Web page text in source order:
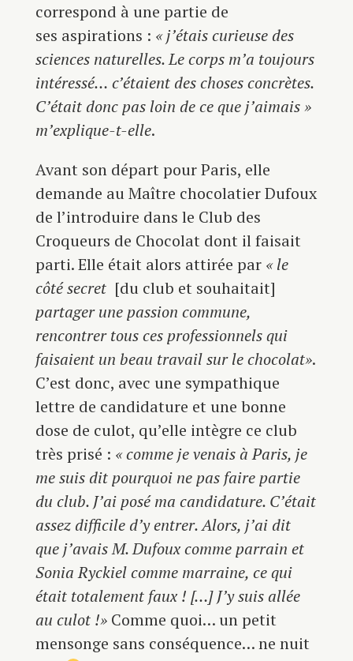
correspond à une partie de
ses aspirations : « j’étais curieuse des
sciences naturelles. Le corps m’a toujours
intéressé… c’étaient des choses concrètes.
C’était donc pas loin de ce que j’aimais »
m’explique-t-elle.
Avant son départ pour Paris, elle
demande au Maître chocolatier Dufoux
de l’introduire dans le Club des
Croqueurs de Chocolat dont il faisait
parti. Elle était alors attirée par « le
côté secret [du club et souhaitait]
partager une passion commune,
rencontrer tous ces professionnels qui
faisaient un beau travail sur le chocolat».
C’est donc, avec une sympathique
lettre de candidature et une bonne
dose de culot, qu’elle intègre ce club
très prisé : « comme je venais à Paris, je
me suis dit pourquoi ne pas faire partie
du club. J’ai posé ma candidature. C’était
assez difficile d’y entrer. Alors, j’ai dit
que j’avais M. Dufoux comme parrain et
Sonia Ryckiel comme marraine, ce qui
était totalement faux ! […] J’y suis allée
au culot !»Comme quoi… un petit
mensonge sans conséquence… ne nuit